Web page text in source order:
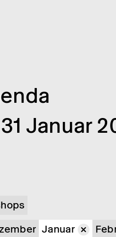
Januar
Januar